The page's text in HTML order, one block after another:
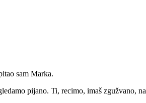
sam Marka.
pijano. Ti, recimo, imaš zgužvano,